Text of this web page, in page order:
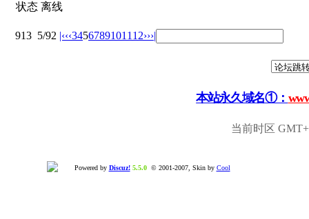
状态 离线
913 5/92 |‹‹‹34567891011 12›››|
本站永久域名①：
当前时区
Powered by Discuz! 5.5.0© 2001-2007, Skin by Cool